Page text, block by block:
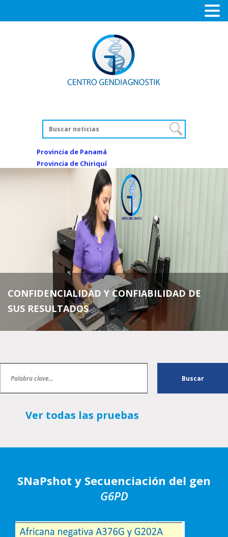
Provincia de Panamá
Provincia de Chiriquí
CONFIDENCIALIDAD Y CONFIABILIDAD DE
SUS RESULTADOS
Ver todas las pruebas
SNaPshot y Secuenciación del gen
G6PD